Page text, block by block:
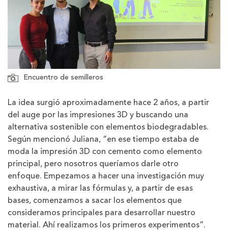
Encuentro de semilleros
La idea surgió aproximadamente hace 2 años, a partir
del auge por las impresiones 3D y buscando una
alternativa sostenible con elementos biodegradables.
Según mencionó Juliana, “en ese tiempo estaba de
moda la impresión 3D con cemento como elemento
principal, pero nosotros queríamos darle otro
enfoque. Empezamos a hacer una investigación muy
exhaustiva, a mirar las fórmulas y, a partir de esas
bases, comenzamos a sacar los elementos que
consideramos principales para desarrollar nuestro
material. Ahí realizamos los primeros experimentos”.